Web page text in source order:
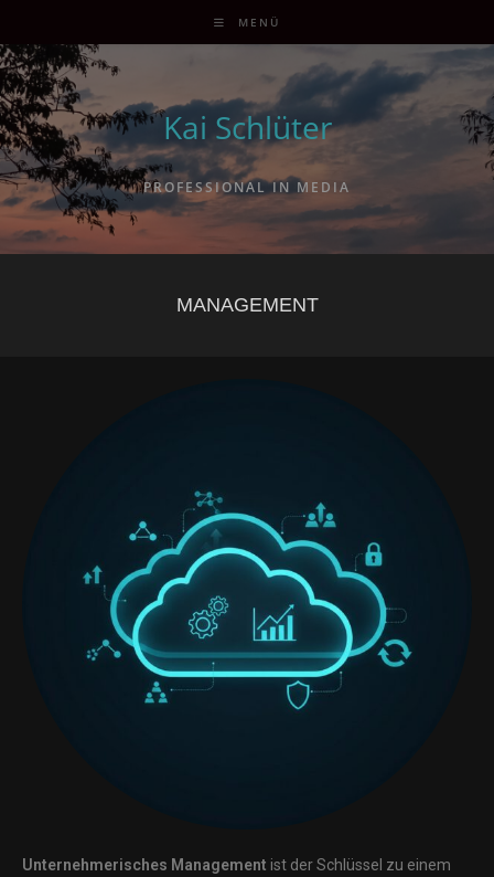
MENÜ
Kai Schlüter
PROFESSIONAL IN MEDIA
MANAGEMENT
Unternehmerisches Management ist der Schlüssel zu einem